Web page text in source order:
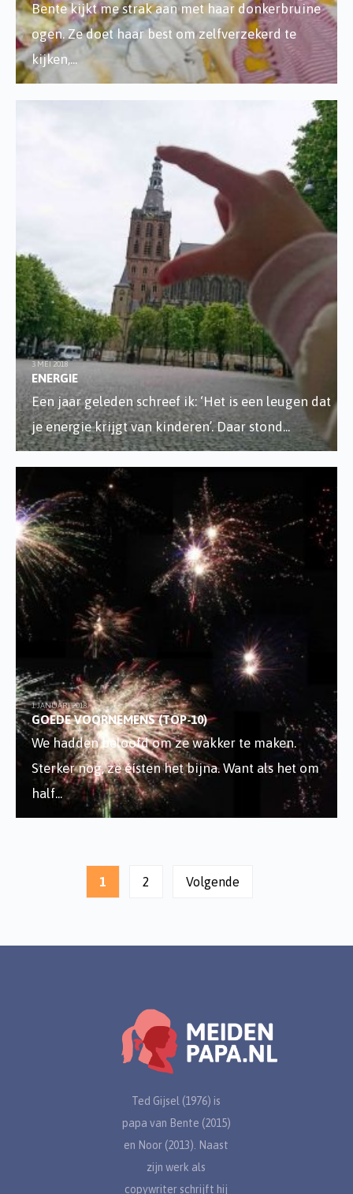
Bente kijkt me strak aan met haar donkerbruine
ogen. Ze doet haar best om zelfverzekerd te
kijken,...
3 MEI 2018
ENERGIE
Een jaar geleden schreef ik: ‘Het is een leugen dat
je energie krijgt van kinderen’. Daar stond ...
1 JANUARI 2018
GOEDE VOORNEMENS (TOP-10)
We hadden beloofd om ze wakker te maken.
Sterker nog, ze éísten het bijna. Want als het om
half...
1
2 Volgende
Ted Gijsel (1976) is
papa van Bente (2015)
en Noor (2013). Naast
zijn werk als
copywriter schrijft hij